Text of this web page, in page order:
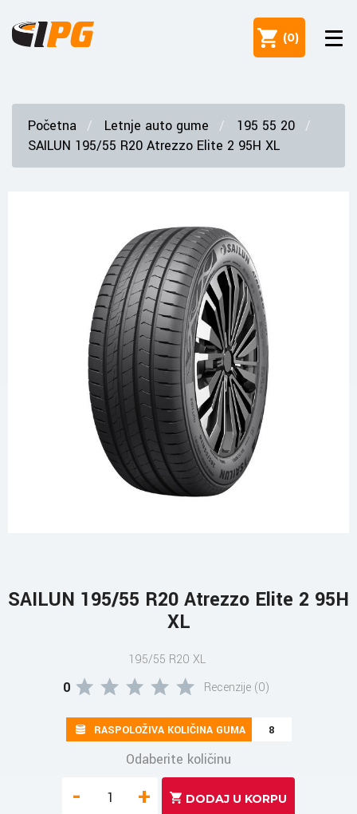
(0)
Početna Letnje auto gume
195 55 20
SAILUN 195/55 R20 Atrezzo Elite 2 95H XL
SAILUN 195/55 R20 Atrezzo Elite 2 95H
XL
195/55 R20 XL
0 Recenzije (0)
RASPOLOŽIVA KOLIČINA GUMA 8
Odaberite količinu
- +